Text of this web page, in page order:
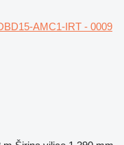
AMC1-IRT - 0009